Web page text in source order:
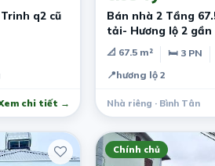
q2 cũ
chi tiết →
Bán nhà 2 Tầng
tải- Hương lộ 2 gần
📐 67.5 m² 🛏 3 PN
📍hương lộ 2
Nhà riêng · Bình Tân
Chính chủ